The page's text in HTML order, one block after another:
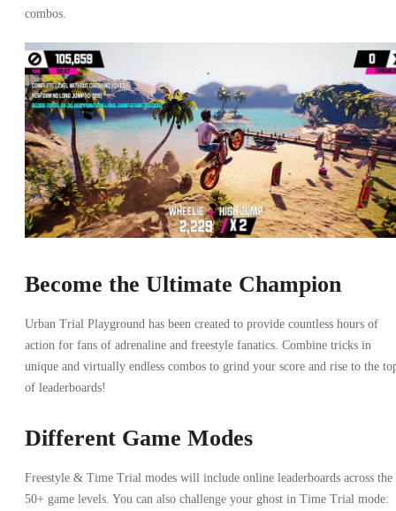
combos.
Become the Ultimate Champion
Urban Trial Playground has been created to provide countless hours of
action for fans of adrenaline and freestyle fanatics. Combine tricks in
unique and virtually endless combos to grind your score and rise to the
of leaderboards!
Different Game Modes
Freestyle & Time Trial modes will include online leaderboards across the
50+ game levels. You can also challenge your ghost in Time Trial mode: